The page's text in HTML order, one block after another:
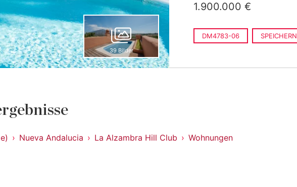
39 Bilder
1.900.000 €
DM4783-06 SPEICHERN
Nueva Andalucia La Alzambra Hill Club Wohnungen